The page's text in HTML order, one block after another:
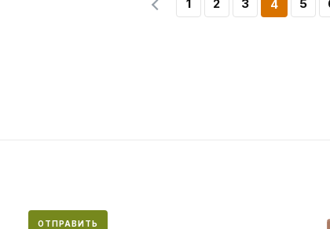
1 2 3 4 5
ОТПРАВИТЬ